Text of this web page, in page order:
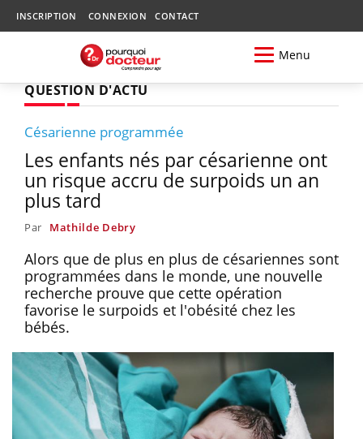
INSCRIPTION CONNEXION CONTACT
Menu
QUESTION D'ACTU
Césarienne programmée
Les enfants nés par césarienne ont
un risque accru de surpoids un an
plus tard
Par Mathilde Debry
Alors que de plus en plus de césariennes sont
programmées dans le monde, une nouvelle
recherche prouve que cette opération
favorise le surpoids et l'obésité chez les
bébés.